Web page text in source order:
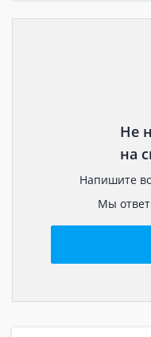
Не
на
Напишите
Мы